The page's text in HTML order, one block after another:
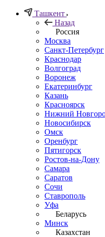
Ташкент
Назад
Россия
Москва
Санкт-Петербург
Краснодар
Волгоград
Воронеж
Екатеринбург
Казань
Красноярск
Нижний
Новосибирск
Омск
Оренбург
Пятигорск
Ростов-на-Дону
Самара
Саратов
Сочи
Ставрополь
Уфа
Беларусь
Минск
Казахстан